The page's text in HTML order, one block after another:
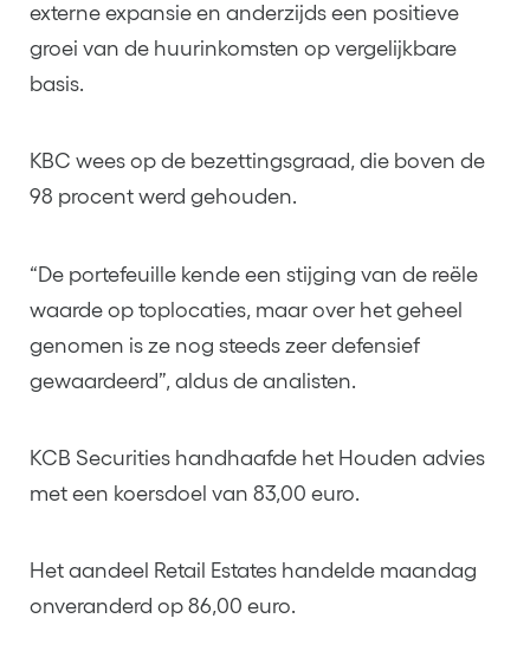
externe expansie en anderzijds een positieve
groei van de huurinkomsten op vergelijkbare
basis.
KBC wees op de bezettingsgraad, die boven de
98 procent werd gehouden.
“De portefeuille kende een stijging van de reële
waarde op toplocaties, maar over het geheel
genomen is ze nog steeds zeer defensief
gewaardeerd”, aldus de analisten.
KCB Securities handhaafde het Houden advies
met een koersdoel van 83,00 euro.
Het aandeel Retail Estates handelde maandag
onveranderd op 86,00 euro.